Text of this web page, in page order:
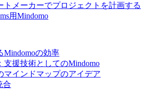
トメーカーでプロジェクトを計画する
用Mindomo
Mindomoの効率
支援技術としてのMindomo
マインドマップのアイデア
合